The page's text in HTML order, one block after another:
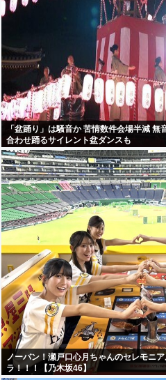
「盆踊り」は騒音か 苦情数件会場半減
合わせ踊るサイレント盆ダンスも
ノーバン！瀬戸口心月ちゃんのセレモニ
ラ！！！【乃木坂46】